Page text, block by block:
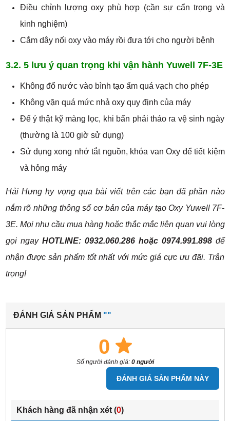
Điều chỉnh lượng oxy phù hợp (cần sự cẩn trọng và
kinh nghiệm)
Cắm dây nối oxy vào máy rồi đưa tới cho người bệnh
3.2. 5 lưu ý quan trọng khi vận hành Yuwell 7F-3E
Không đổ nước vào bình tạo ẩm quá vạch cho phép
Không vặn quá mức nhả oxy quy định của máy
Để ý thật kỹ màng lọc, khi bẩn phải tháo ra vệ sinh ngày
(thường là 100 giờ sử dụng)
Sử dụng xong nhớ tắt nguồn, khóa van Oxy để tiết kiệm
và hỏng máy
Hải Hưng hy vọng qua bài viết trên các bạn đã phần nào
nắm rõ những thông số cơ bản của máy tạo Oxy Yuwell 7F-
3E. Mọi nhu cầu mua hàng hoặc thắc mắc liên quan vui lòng
gọi ngay HOTLINE: 0932.060.286 hoặc 0974.991.898để
nhận được sản phẩm tốt nhất với mức giá cực ưu đãi. Trân
trọng!
ĐÁNH GIÁ SẢN PHẨM ""
0
Số người đánh giá: 0 người
ĐÁNH GIÁ SẢN PHẨM NÀY
Khách hàng đã nhận xét (0)